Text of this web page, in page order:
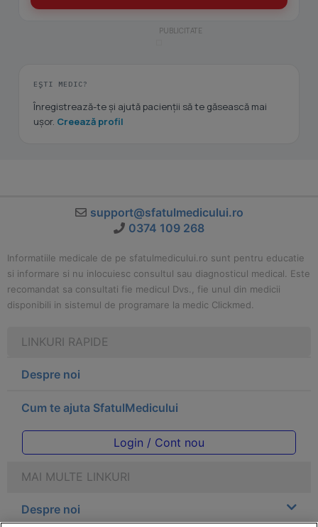
EȘTI MEDIC?
Înregistrează-te și ajută pacienții să te găsească mai
ușor. Creează profil
support@sfatulmedicului.ro
0374 109 268
Informatiile medicale de pe sfatulmedicului.ro sunt pentru educatie
si informare si nu inlocuiesc consultul sau diagnosticul medical. Este
recomandat sa consultati fie medicul Dvs., fie unul din medicii
disponibili in sistemul de programare la medic Clickmed.
LINKURI RAPIDE
Despre noi
Cum te ajuta SfatulMedicului
Login / Cont nou
MAI MULTE LINKURI
Despre noi